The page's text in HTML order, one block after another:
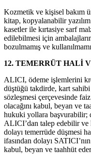
Kozmetik ve kişisel bakım
kitap, kopyalanabilir
kasetler ile kırtasiye sarf
edilebilmesi için
bozulmamış ve
12. TEMERRÜT HALİ
ALICI, ödeme işlemlerini
düştüğü takdirde, kart
sözleşmesi çerçevesinde
olacağını kabul, beyan ve
hukuki yollara başvurabilir;
ALICI’dan talep edebilir ve
dolayı temerrüde düşmesi
ifasından dolayı
kabul, beyan ve taahhüt eder